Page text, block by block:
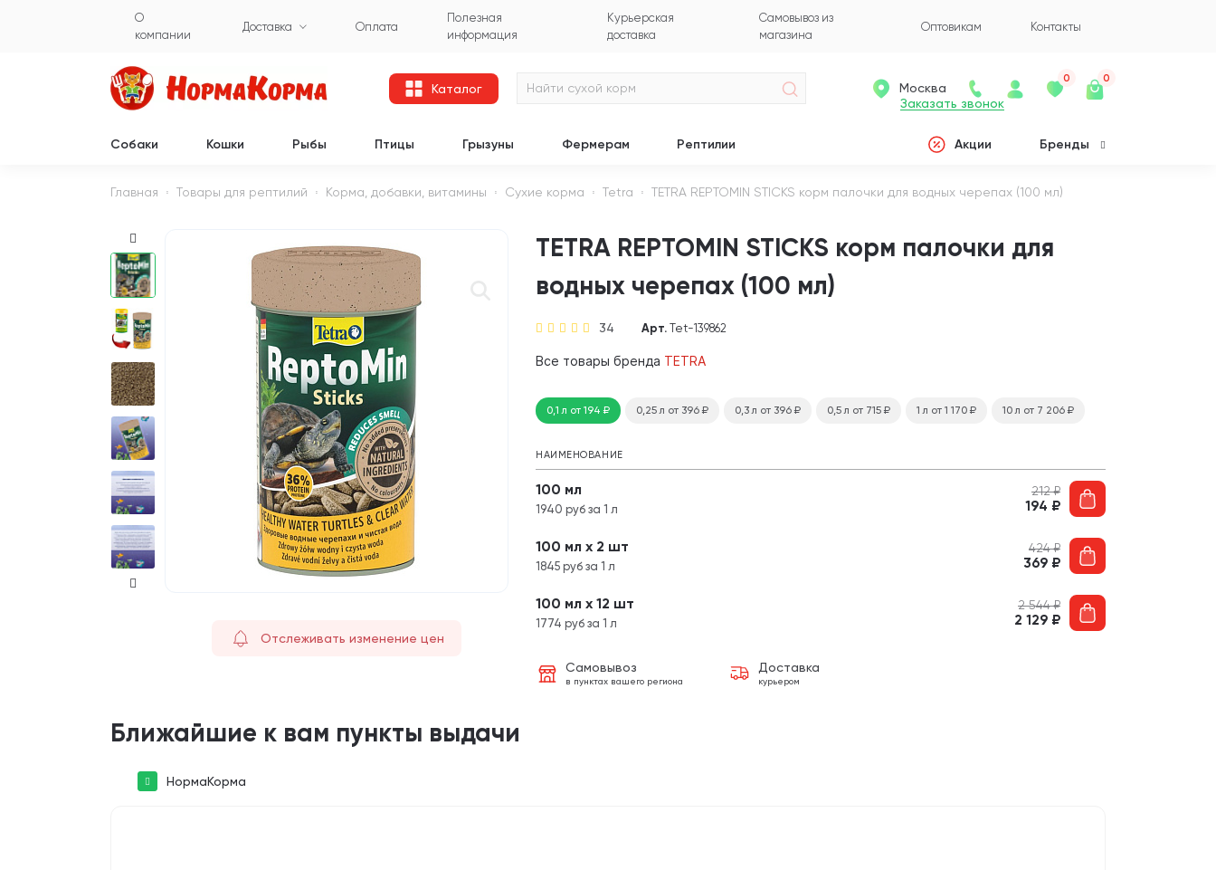
О
компании
Доставка Оплата
Полезная
информация
Курьерская
доставка
Самовывоз из
магазина
Оптовикам Контакты
Каталог
Заказать звонок
Москва
0 0
Собаки Кошки Рыбы Птицы Грызуны Фермерам Рептилии Акции Бренды
Главная Товары для рептилий Корма, добавки, витамины Сухие корма Tetra TETRA REPTOMIN STICKS корм палочки для водных черепах (100 мл)
Отслеживать изменение цен
TETRA REPTOMIN STICKS корм палочки для
водных черепах (100 мл)
34 Арт. Tet-139862
Все товары бренда TETRA
0,1 л от 194₽ 0,25 л от 396 ₽ 0,3 л от 396 ₽ 0,5 л от 715 ₽ 1 л от 1 170 ₽ 10 л от 7 206 ₽
НАИМЕНОВАНИЕ
100 мл
1940 руб за 1 л
212₽
194 ₽
100 мл х 2 шт
1845 руб за 1 л
424₽
369 ₽
100 мл х 12 шт
1774 руб за 1 л
2 544₽
2 129 ₽
Самовывоз
в пунктах вашего региона
Доставка
курьером
Ближайшие к вам пункты выдачи
НормаКорма